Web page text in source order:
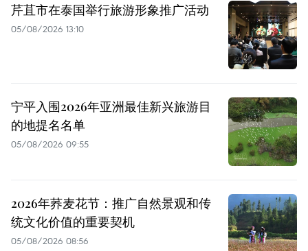
芹苴市在泰国举行旅游形象推广活动
05/08/2026 13:10
宁平入围2026年亚洲最佳新兴旅游目
的地提名名单
05/08/2026 09:55
2026年荞麦花节：推广自然景观和传
统文化价值的重要契机
05/08/2026 08:56